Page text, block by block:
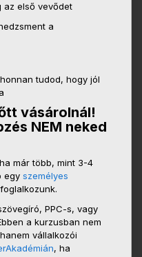
az első vevődet
a
tudod, hogy jól
vásárolnál!
NEM neked
már több, mint 3-4
egy személyes
PPC-s, vagy
a kurzusban nem
vállalkozói
, ha